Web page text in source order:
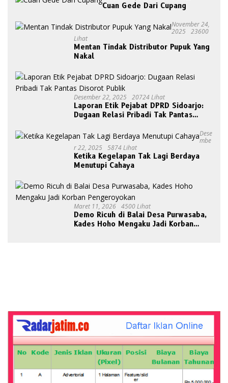
Cuan Gede Dari Cupang
November 24,
2025 23600
Lihat
Mentan Tindak Distributor Pupuk Yang
Nakal
Desember 22, 2025 20724 Lihat
Laporan Etik Pejabat DPRD Sidoarjo:
Dugaan Relasi Pribadi Tak Pantas
Dese
Mbe
R 22, 2025 5874 Lihat
Ketika Kegelapan Tak Lagi Berdaya
Menutupi Cahaya
Maret 11, 2026 4500 Lihat
Demo Ricuh di Balai Desa Purwasaba,
Kades Hoho Mengaku Jadi Korban